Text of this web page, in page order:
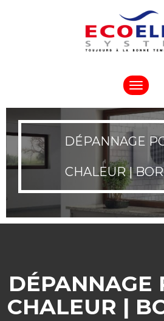
Toggle
DÉPANNAGE
CHALEUR |
DÉPANNAGE
CHALEUR |